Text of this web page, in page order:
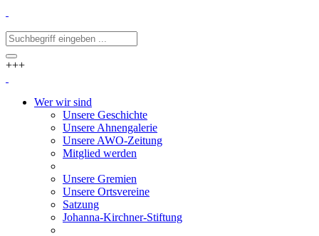
+++
Wer wir sind
Unsere Geschichte
Unsere Ahnengalerie
Unsere AWO-Zeitung
Mitglied werden
Unsere Gremien
Unsere Ortsvereine
Satzung
Johanna-Kirchner-Stiftung